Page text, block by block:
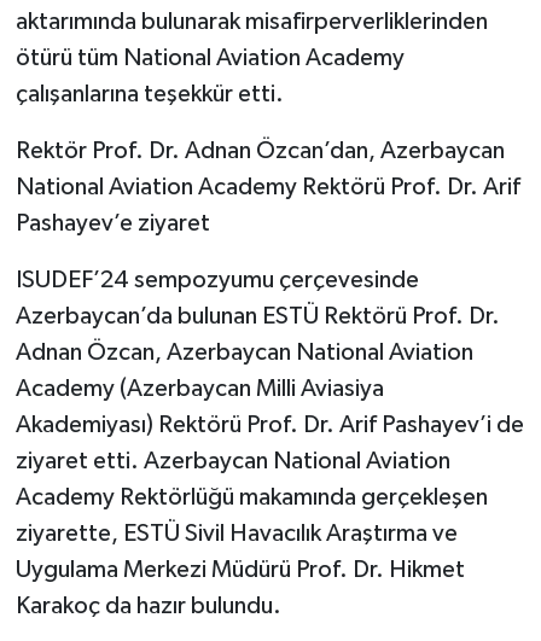
aktarımında bulunarak misafirperverliklerinden
ötürü tüm National Aviation Academy
çalışanlarına teşekkür etti.
Rektör Prof. Dr. Adnan Özcan’dan, Azerbaycan
National Aviation Academy Rektörü Prof. Dr. Arif
Pashayev’e ziyaret
ISUDEF’24 sempozyumu çerçevesinde
Azerbaycan’da bulunan ESTÜ Rektörü Prof. Dr.
Adnan Özcan, Azerbaycan National Aviation
Academy (Azerbaycan Milli Aviasiya
Akademiyası) Rektörü Prof. Dr. Arif Pashayev’i de
ziyaret etti. Azerbaycan National Aviation
Academy Rektörlüğü makamında gerçekleşen
ziyarette, ESTÜ Sivil Havacılık Araştırma ve
Uygulama Merkezi Müdürü Prof. Dr. Hikmet
Karakoç da hazır bulundu.